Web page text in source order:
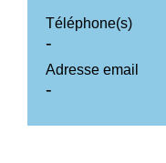
Téléphone(s)
-
Adresse email
-